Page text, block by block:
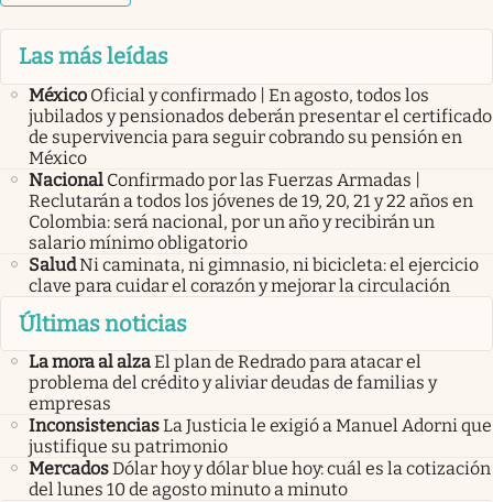
Las más leídas
México Oficial y confirmado | En agosto, todos los
jubilados y pensionados deberán presentar el certificado
de supervivencia para seguir cobrando su pensión en
México
Nacional Confirmado por las Fuerzas Armadas |
Reclutarán a todos los jóvenes de 19, 20, 21 y 22 años en
Colombia: será nacional, por un año y recibirán un
salario mínimo obligatorio
SaludNi caminata, ni gimnasio, ni bicicleta: el ejercicio
clave para cuidar el corazón y mejorar la circulación
Últimas noticias
La mora al alzaEl plan de Redrado para atacar el
problema del crédito y aliviar deudas de familias y
empresas
InconsistenciasLa Justicia le exigió a Manuel Adorni que
justifique su patrimonio
MercadosDólar hoy y dólar blue hoy: cuál es la cotización
del lunes 10 de agosto minuto a minuto